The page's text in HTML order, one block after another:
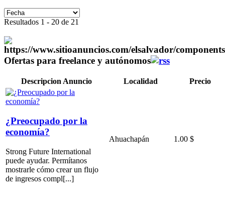
Resultados 1 - 20 de 21
Ofertas para freelance y autónomos
Descripcion Anuncio Localidad Precio
¿Preocupado por la
economía?
Strong Future International
puede ayudar. Permítanos
mostrarle cómo crear un flujo
de ingresos compl[...]
Ahuachapán 1.00 $